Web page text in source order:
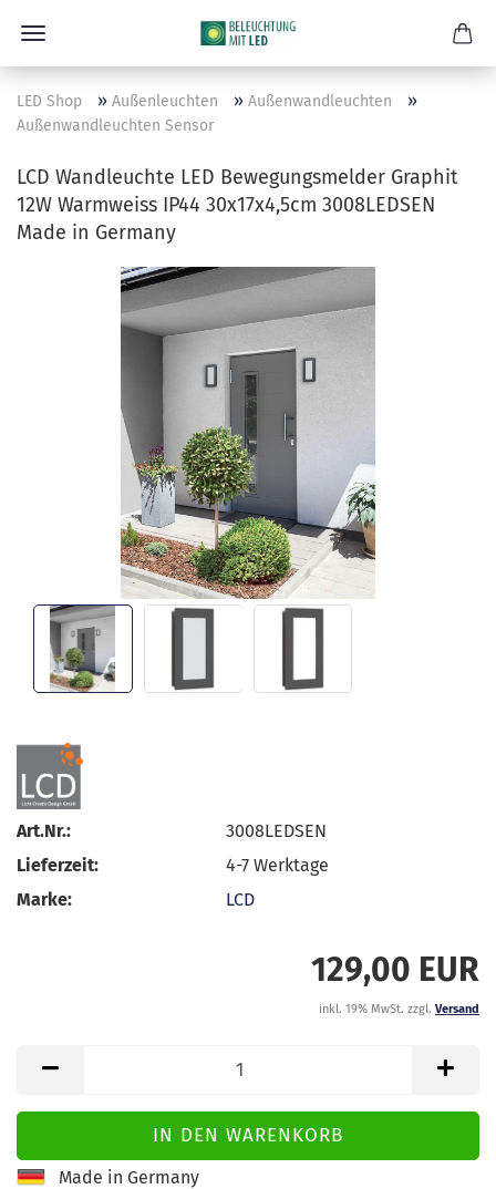
LED Shop » Außenleuchten » Außenwandleuchten »
Außenwandleuchten Sensor
LCD Wandleuchte LED Bewegungsmelder Graphit
12W Warmweiss IP44 30x17x4,5cm 3008LEDSEN
Made in Germany
Art.Nr.:
3008LEDSEN
Lieferzeit:
4-7 Werktage
Marke:
LCD
129,00 EUR
inkl. 19% MwSt. zzgl. Versand
Made in Germany